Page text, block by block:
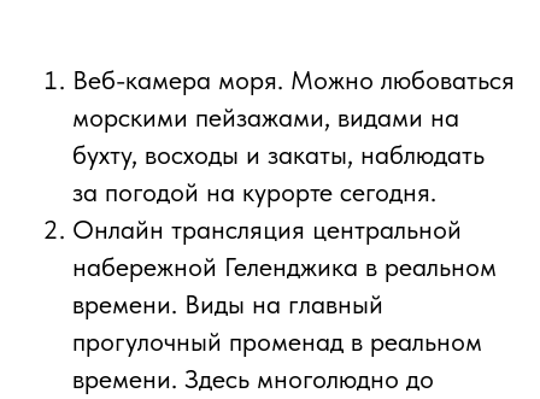
Веб-камера моря. Можно любоваться
морскими пейзажами, видами на
бухту, восходы и закаты, наблюдать
за погодой на курорте сегодня.
Онлайн трансляция центральной
набережной Геленджика в реальном
времени. Виды на главный
прогулочный променад в реальном
времени. Здесь многолюдно до